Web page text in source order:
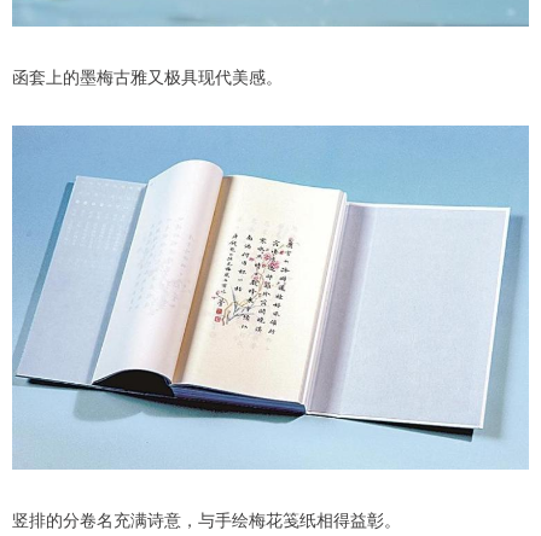
函套上的墨梅古雅又极具现代美感。
竖排的分卷名充满诗意，与手绘梅花笺纸相得益彰。